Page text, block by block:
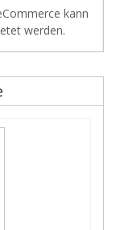
kann
werden.